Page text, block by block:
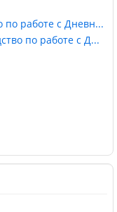
по работе с Дневн...
по работе с Д...